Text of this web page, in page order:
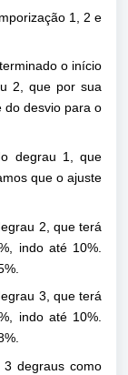
1, 2 e
o início
2, que por sua
do desvio para o
degrau 1, que
que o ajuste
2, que terá
indo até 10%.
3, que terá
indo até 10%.
degraus como